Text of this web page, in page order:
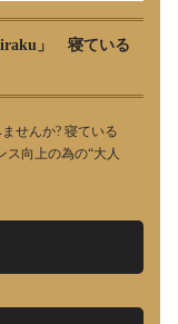
」 寝ている
せんか? 寝ている
ス向上の為の“大人